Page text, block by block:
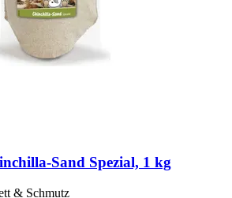
​Sand Spezial, 1 kg
& Schmutz